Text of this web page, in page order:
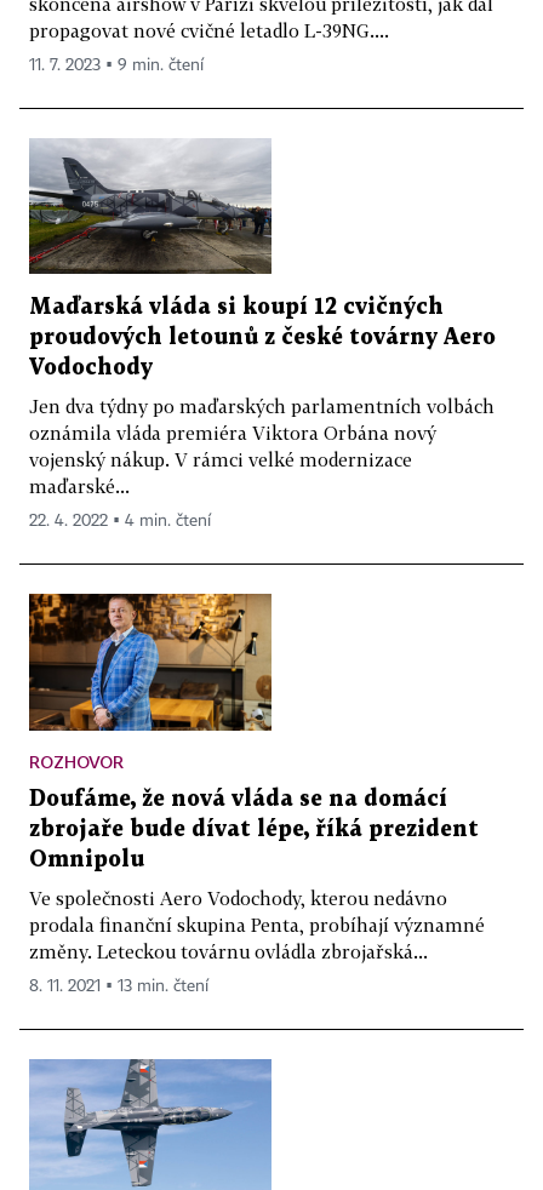
propagovat nové cvičné letadlo L-39NG....
11. 7. 2023 ▪ 9 min. čtení
Maďarská vláda si koupí 12 cvičných
proudových letounů z české továrny Aero
Vodochody
Jen dva týdny po maďarských parlamentních volbách
oznámila vláda premiéra Viktora Orbána nový
vojenský nákup. V rámci velké modernizace
maďarské...
22. 4. 2022 ▪ 4 min. čtení
ROZHOVOR
Doufáme, že nová vláda se na domácí
zbrojaře bude dívat lépe, říká prezident
Omnipolu
Ve společnosti Aero Vodochody, kterou nedávno
prodala finanční skupina Penta, probíhají významné
změny. Leteckou továrnu ovládla zbrojařská...
8. 11. 2021 ▪ 13 min. čtení